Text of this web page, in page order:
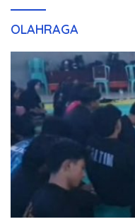
OLAHRAGA